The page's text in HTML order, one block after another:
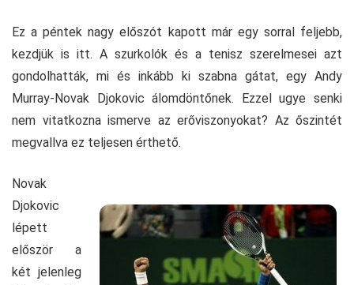
Ez a péntek nagy előszót kapott már egy sorral feljebb,
kezdjük is itt. A szurkolók és a tenisz szerelmesei azt
gondolhatták, mi és inkább ki szabna gátat, egy Andy
Murray-Novak Djokovic álomdöntőnek. Ezzel ugye senki
nem vitatkozna ismerve az erőviszonyokat? Az őszintét
megvallva ez teljesen érthető.
Novak
Djokovic
lépett
először a
két jelenleg